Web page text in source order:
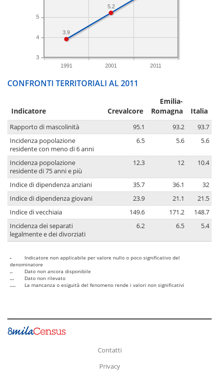
1991 2001 2011
3
4
5
5.2
3.9
CONFRONTI TERRITORIALI AL 2011
Indicatore Crevalcore
Emilia-
Romagna
Italia
Rapporto di mascolinità 95.1 93.2
93.7
Incidenza popolazione
residente con meno di 6 anni
6.5 5.6 5.6
Incidenza popolazione
residente di 75 anni e più
12.3 12 10.4
Indice di dipendenza anziani 35.7 36.1
32
Indice di dipendenza giovani
23.9 21.1
21.5
Indice di vecchiaia
149.6 171.2
148.7
Incidenza dei separati
legalmente e dei divorziati
6.2 6.5 5.4
-
Indicatore non applicabile per valore nullo o poco significativo del
denominatore
..
Dato non ancora disponibile
...
Dato non rilevato
....
La mancanza o esiguità del fenomeno rende i valori non significativi
Contatti
Privacy